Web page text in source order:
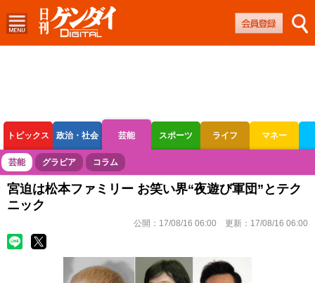
トピックス 政治・社会 芸能 スポーツ ライフ マネー
ボートレース 競輪 オートレース
芸能 グラビア コラム
宮迫は松本ファミリー お笑い界“夜遊び軍団”とテク
ニック
公開： 17/08/16 06:00 更新： 17/08/16 06:00